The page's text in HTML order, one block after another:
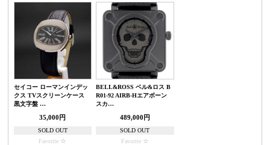
セイコー ローマンインデッ
クス TVスクリーンケース
黒文字盤 …
35,000円
SOLD OUT
Favorite
BELL&ROSS ベル&ロス B
R01-92 AIRB-Hエアボーン
スカ…
489,000円
SOLD OUT
Favorite